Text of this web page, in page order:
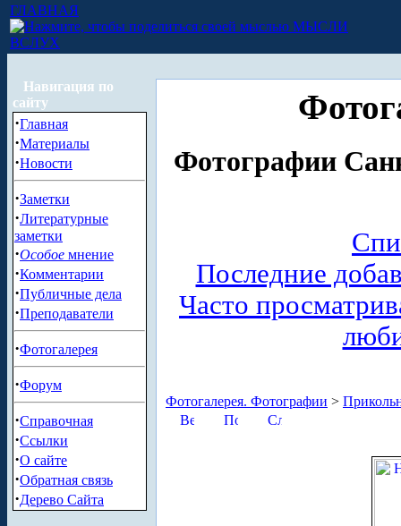
ГЛАВНАЯ
МЫСЛИ
ВСЛУХ
Навигация по
сайту
·Главная
·Материалы
·Новости
·Заметки
·Литературные
заметки
·Особое мнение
·Комментарии
·Публичные дела
·Преподаватели
·Фотогалерея
·Форум
·Справочная
·Ссылки
·О сайте
·Обратная связь
·Дерево Сайта
Фотографии
Последние
Часто
Фотогалерея. Фотографии >